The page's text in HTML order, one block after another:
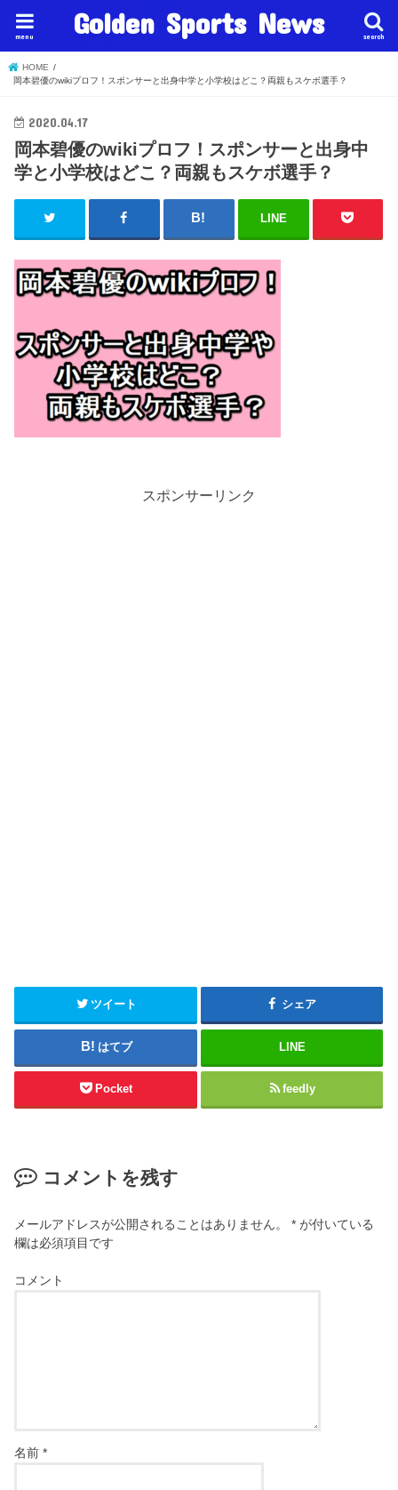
Golden Sports News search
menu
HOME
岡本碧優のwikiプロフ！スポンサーと出身中学と小学校はどこ？両親もスケボ選手？
2020.04.17
岡本碧優のwikiプロフ！スポンサーと出身中
学と小学校はどこ？両親もスケボ選手？
LINE
スポンサーリンク
ツイート シェア
はてブ LINE
Pocket feedly
コメントを残す
メールアドレスが公開されることはありません。 * が付いている
欄は必須項目です
コメント
名前*